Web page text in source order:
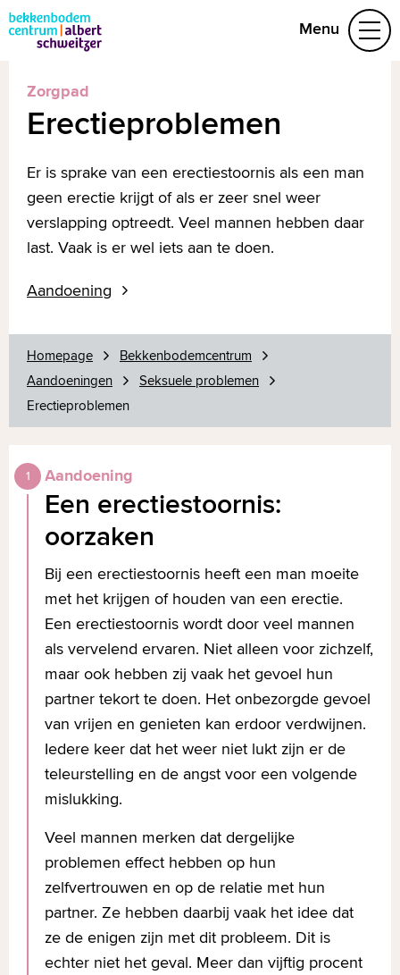
Menu
Behandelteam
Folders
Vragen
Afspraak maken
(078) 654 29 53
Zorgpad
Erectieproblemen
Er is sprake van een erectiestoornis als een man
geen erectie krijgt of als er zeer snel weer
verslapping optreedt. Veel mannen hebben daar
last. Vaak is er wel iets aan te doen.
Aandoening
Homepage
Bekkenbodemcentrum
Aandoeningen
Seksuele problemen
Erectieproblemen
Aandoening
Een erectiestoornis:
oorzaken
Bij een erectiestoornis heeft een man moeite
met het krijgen of houden van een erectie.
Een erectiestoornis wordt door veel mannen
als vervelend ervaren. Niet alleen voor zichzelf,
maar ook hebben zij vaak het gevoel hun
partner tekort te doen. Het onbezorgde gevoel
van vrijen en genieten kan erdoor verdwijnen.
Iedere keer dat het weer niet lukt zijn er de
teleurstelling en de angst voor een volgende
mislukking.
Veel mannen merken dat dergelijke
problemen effect hebben op hun
zelfvertrouwen en op de relatie met hun
partner. Ze hebben daarbij vaak het idee dat
ze de enigen zijn met dit probleem. Dit is
echter niet het geval. Meer dan vijftig procent